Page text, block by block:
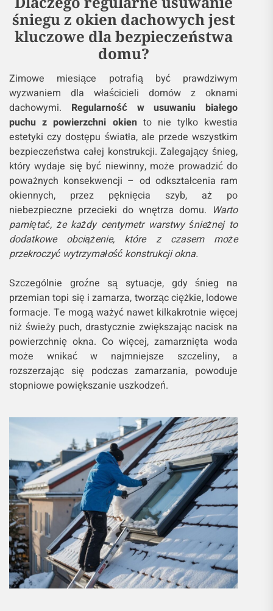
śniegu z okien dachowych jest
kluczowe dla bezpieczeństwa
domu?
Zimowe miesiące potrafią być prawdziwym
wyzwaniem dla właścicieli domów z oknami
dachowymi. Regularność w usuwaniu białego
puchu z powierzchni okiento nie tylko kwestia
estetyki czy dostępu światła, ale przede wszystkim
bezpieczeństwa całej konstrukcji. Zalegający śnieg,
który wydaje się być niewinny, może prowadzić do
poważnych konsekwencji – od odkształcenia ram
okiennych, przez pęknięcia szyb, aż po
niebezpieczne przecieki do wnętrza domu. Warto
pamiętać, że każdy centymetr warstwy śnieżnej to
dodatkowe obciążenie, które z czasem może
przekroczyć wytrzymałość konstrukcji okna.
Szczególnie groźne są sytuacje, gdy śnieg na
przemian topi się i zamarza, tworząc ciężkie, lodowe
formacje. Te mogą ważyć nawet kilkakrotnie więcej
niż świeży puch, drastycznie zwiększając nacisk na
powierzchnię okna. Co więcej, zamarznięta woda
może wnikać w najmniejsze szczeliny, a
rozszerzając się podczas zamarzania, powoduje
stopniowe powiększanie uszkodzeń.